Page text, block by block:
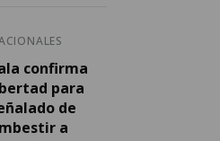
confirma
para
de
a